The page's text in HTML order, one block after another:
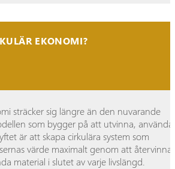
EKONOMI?
sträcker sig längre än den nuvarande
som bygger på att utvinna, använda
är att skapa cirkulära system som
värde maximalt genom att återvinna
material i slutet av varje livslängd.